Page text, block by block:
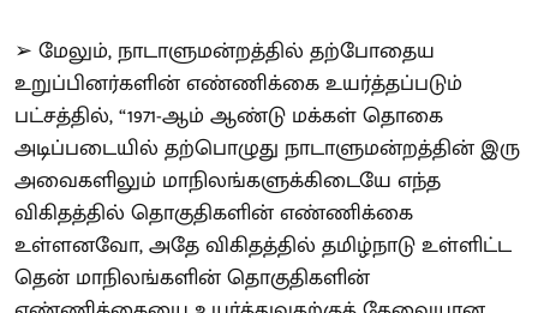
➢ மேலும், நாடாளுமன்றத்தில் தற்போதைய
உறுப்பினர்களின் எண்ணிக்கை உயர்த்தப்படும்
பட்சத்தில், “1971-ஆம் ஆண்டு மக்கள் தொகை
அடிப்படையில் தற்பொழுது நாடாளுமன்றத்தின் இரு
அவைகளிலும் மாநிலங்களுக்கிடையே எந்த
விகிதத்தில் தொகுதிகளின் எண்ணிக்கை
உள்ளனவோ, அதே விகிதத்தில் தமிழ்நாடு உள்ளிட்ட
தென் மாநிலங்களின் தொகுதிகளின்